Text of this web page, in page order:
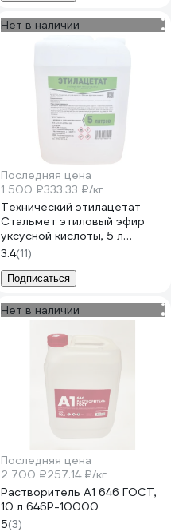
Нет в наличии
Последняя цена
1 500 ₽333.33 ₽/кг
Технический этилацетат
Стальмет этиловый эфир
уксусной кислоты, 5 л
793012
3.4(11)
Подписаться
Нет в наличии
Последняя цена
2 700 ₽257.14 ₽/кг
Растворитель А1 646 ГОСТ,
10 л 646Р-10000
5(3)